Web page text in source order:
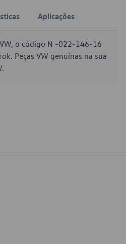
Aplicações
o código N -022-146-16
Peças VW genuínas na sua